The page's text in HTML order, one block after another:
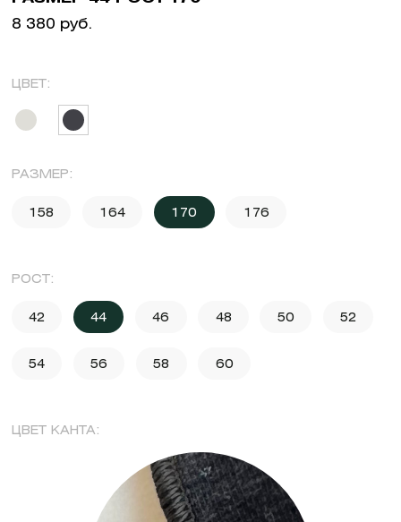
8 380 руб.
ЦВЕТ:
РАЗМЕР:
158 164 170 176
РОСТ:
42 44 46 48 50 52
54 56 58 60
ЦВЕТ КАНТА: